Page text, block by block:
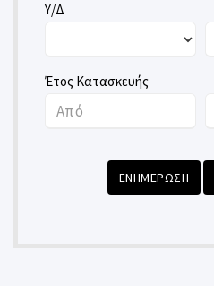
Υ/Δ
Έτος Κατασκευής
ΕΝΗΜΕΡΩΣΗ